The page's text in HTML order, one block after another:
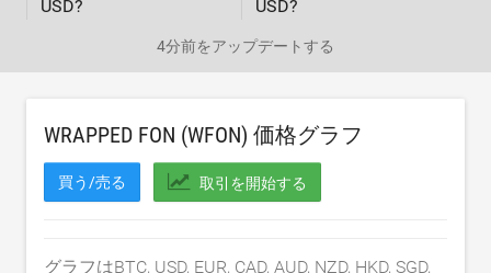
USD? USD?
4分前をアップデートする
WRAPPED FON (WFON) 価格グラフ
買う/売る 取引を開始する
グラフはBTC, USD, EUR, CAD, AUD, NZD, HKD, SGD,